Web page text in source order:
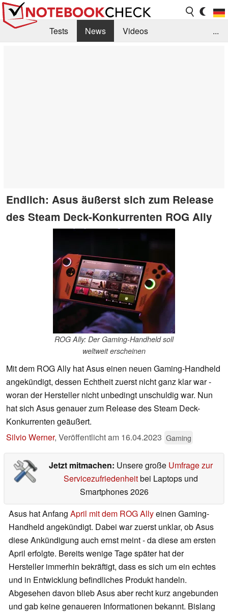
Tests News
Videos
...
Endlich: Asus äußerst sich zum Release
des Steam Deck-Konkurrenten ROG Ally
ROG Ally: Der Gaming-Handheld soll
weltweit erscheinen
Mit dem ROG Ally hat Asus einen neuen Gaming-Handheld
angekündigt, dessen Echtheit zuerst nicht ganz klar war -
woran der Hersteller nicht unbedingt unschuldig war. Nun
hat sich Asus genauer zum Release des Steam Deck-
Konkurrenten geäußert.
Silvio Werner, Veröffentlicht am 16.04.2023 Gaming
Jetzt mitmachen: Unsere große Umfrage zur
Servicezufriedenheitbei Laptops und
Smartphones 2026
Asus hat Anfang April mit dem ROG Allyeinen Gaming-
Handheld angekündigt. Dabei war zuerst unklar, ob Asus
diese Ankündigung auch ernst meint - da diese am ersten
April erfolgte. Bereits wenige Tage später hat der
Hersteller immerhin bekräftigt, dass es sich um ein echtes
und in Entwicklung befindliches Produkt handeln.
Abgesehen davon blieb Asus aber recht kurz angebunden
und gab keine genaueren Informationen bekannt. Bislang